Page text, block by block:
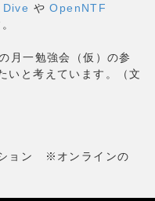
やOpenNTF
月一勉強会（仮）の参
いと考えています。（文
ョン ※オンラインの